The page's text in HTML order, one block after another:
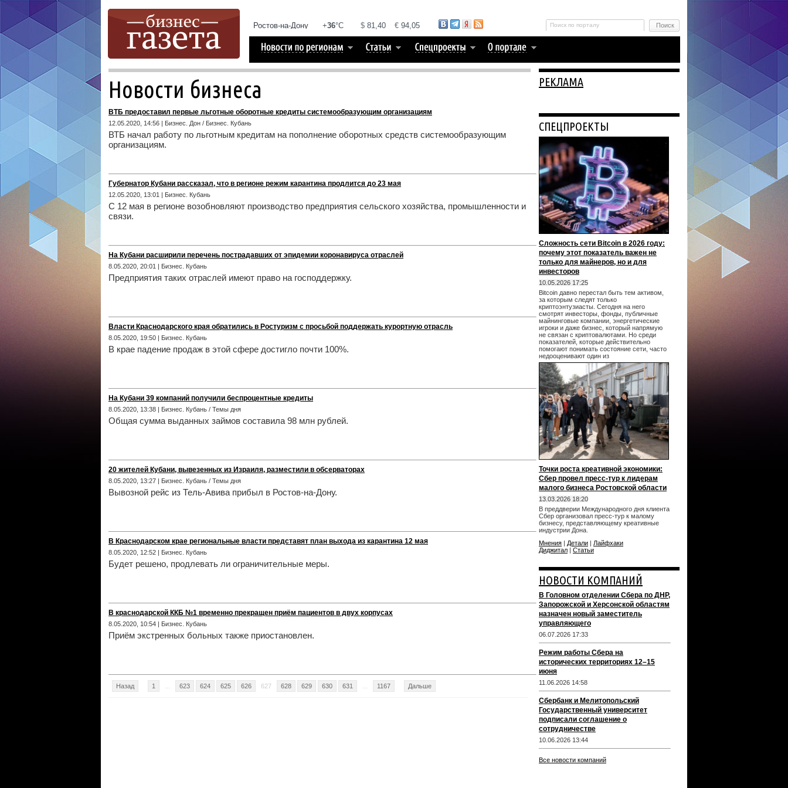
Новости бизнеса
ВТБ предоставил первые льготные оборотные кредиты системообразующим организациям
12.05.2020, 14:56 | Бизнес. Дон / Бизнес. Кубань
ВТБ начал работу по льготным кредитам на пополнение оборотных средств системообразующим
организациям.
Губернатор Кубани рассказал, что в регионе режим карантина продлится до 23 мая
12.05.2020, 13:01 | Бизнес. Кубань
С 12 мая в регионе возобновляют производство предприятия сельского хозяйства, промышленности и
связи.
На Кубани расширили перечень пострадавших от эпидемии коронавируса отраслей
8.05.2020, 20:01 | Бизнес. Кубань
Предприятия таких отраслей имеют право на господдержку.
Власти Краснодарского края обратились в Ростуризм с просьбой поддержать курортную отрасль
8.05.2020, 19:50 | Бизнес. Кубань
В крае падение продаж в этой сфере достигло почти 100%.
На Кубани 39 компаний получили беспроцентные кредиты
8.05.2020, 13:38 | Бизнес. Кубань / Темы дня
Общая сумма выданных займов составила 98 млн рублей.
20 жителей Кубани, вывезенных из Израиля, разместили в обсерваторах
8.05.2020, 13:27 | Бизнес. Кубань / Темы дня
Вывозной рейс из Тель-Авива прибыл в Ростов-на-Дону.
В Краснодарском крае региональные власти представят план выхода из карантина 12 мая
8.05.2020, 12:52 | Бизнес. Кубань
Будет решено, продлевать ли ограничительные меры.
В краснодарской ККБ №1 временно прекращен приём пациентов в двух корпусах
8.05.2020, 10:54 | Бизнес. Кубань
Приём экстренных больных также приостановлен.
Назад 1 623 624 625 626 627 628 629 630 631 1167 Дальше
РЕКЛАМА
СПЕЦПРОЕКТЫ
Сложность сети Bitcoin в 2026 году:
почему этот показатель важен не
только для майнеров, но и для
инвесторов
10.05.2026 17:25
Bitcoin давно перестал быть тем активом,
за которым следят только
криптоэнтузиасты. Сегодня на него
смотрят инвесторы, фонды, публичные
майнинговые компании, энергетические
игроки и даже бизнес, который напрямую
не связан с криптовалютами. Но среди
показателей, которые действительно
помогают понимать состояние сети, часто
недооценивают один из
Точки роста креативной экономики:
Сбер провел пресс-тур к лидерам
малого бизнеса Ростовской области
13.03.2026 18:20
В преддверии Международного дня клиента
Сбер организовал пресс-тур к малому
бизнесу, представляющему креативные
индустрии Дона.
Мнения | Детали | Лайфхаки
Диджитал | Статьи
НОВОСТИ КОМПАНИЙ
В Головном отделении Сбера по ДНР,
Запорожской и Херсонской областям
назначен новый заместитель
управляющего
06.07.2026 17:33
Режим работы Сбера на
исторических территориях 12–15
июня
11.06.2026 14:58
Сбербанк и Мелитопольский
Государственный университет
подписали соглашение о
сотрудничестве
10.06.2026 13:44
Все новости компаний